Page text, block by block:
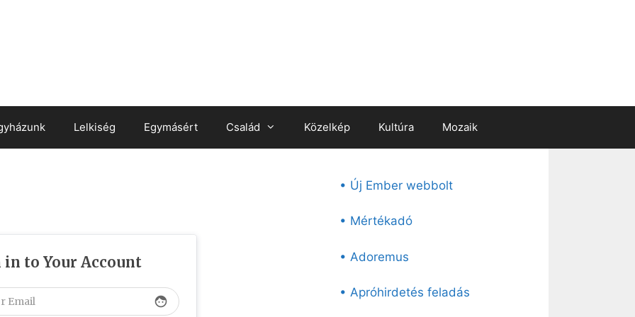
Lelkiség Egymásért Család Közelkép Kultúra Mozaik
in to Your Account
face
• Új Ember webbolt
• Mértékadó
• Adoremus
• Apróhirdetés feladás